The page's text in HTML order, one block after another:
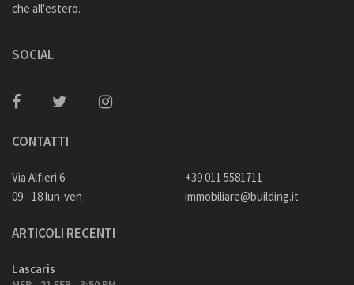
che all'estero.
SOCIAL
CONTATTI
Via Alfieri 6
09 - 18 lun-ven
+39 011 5581711
immobiliare@building.it
ARTICOLI RECENTI
Lascaris